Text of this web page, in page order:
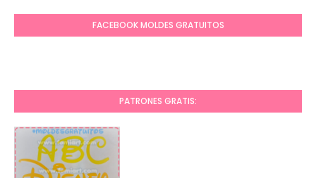
FACEBOOK MOLDES GRATUITOS
PATRONES GRATIS: